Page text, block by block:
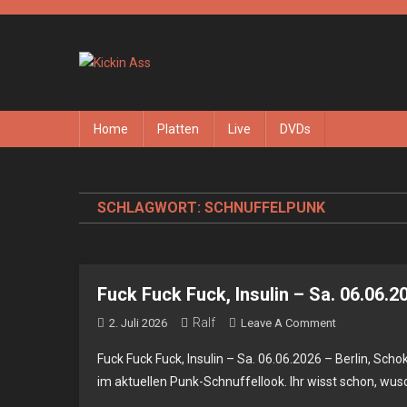
Home Platten Live DVDs
SCHLAGWORT: SCHNUFFELPUNK
Fuck Fuck Fuck, Insulin – Sa.
2. Juli 2026 Ralf Leave A CommentOn
Fuck
Fuck,
Fuck Fuck Fuck, Insulin – Sa. 06.06.2026 – Berlin,
im aktuellen Punk-Schnuffellook. Ihr wisst schon,